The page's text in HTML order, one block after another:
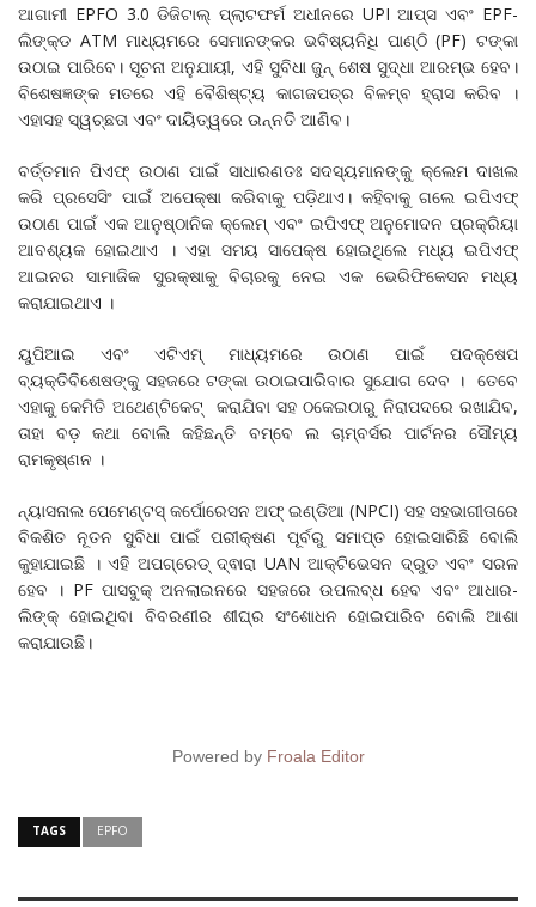
ଆଗାମୀ EPFO 3.0 ଡିଜିଟାଲ୍ ପ୍ଲାଟଫର୍ମ ଅଧୀନରେ UPI ଆପ୍ସ ଏବଂ EPF-
ଲିଙ୍କ୍ଡ ATM ମାଧ୍ୟମରେ ସେମାନଙ୍କର ଭବିଷ୍ୟନିଧି ପାଣ୍ଠି (PF) ଟଙ୍କା
ଉଠାଇ ପାରିବେ। ସୂଚନା ଅନୁଯାୟୀ, ଏହି ସୁବିଧା ଜୁନ୍ ଶେଷ ସୁଦ୍ଧା ଆରମ୍ଭ ହେବ।
ବିଶେଷଜ୍ଞଙ୍କ ମତରେ ଏହି ବୈଶିଷ୍ଟ୍ୟ କାଗଜପତ୍ର ବିଳମ୍ବ ହ୍ରାସ କରିବ ।
ଏହାସହ ସ୍ୱଚ୍ଛତା ଏବଂ ଦାୟିତ୍ୱରେ ଉନ୍ନତି ଆଣିବ।
ବର୍ତ୍ତମାନ ପିଏଫ୍ ଉଠାଣ ପାଇଁ ସାଧାରଣତଃ ସଦସ୍ୟମାନଙ୍କୁ କ୍ଲେମ ଦାଖଲ
କରି ପ୍ରସେସିଂ ପାଇଁ ଅପେକ୍ଷା କରିବାକୁ ପଡ଼ିଥାଏ। କହିବାକୁ ଗଲେ ଇପିଏଫ୍
ଉଠାଣ ପାଇଁ ଏକ ଆନୁଷ୍ଠାନିକ କ୍ଲେମ୍ ଏବଂ ଇପିଏଫ୍ ଅନୁମୋଦନ ପ୍ରକ୍ରିୟା
ଆବଶ୍ୟକ ହୋଇଥାଏ । ଏହା ସମୟ ସାପେକ୍ଷ ହୋଇଥିଲେ ମଧ୍ୟ ଇପିଏଫ୍
ଆଇନର ସାମାଜିକ ସୁରକ୍ଷାକୁ ବିଚାରକୁ ନେଇ ଏକ ଭେରିଫିକେସନ ମଧ୍ୟ
କରାଯାଇଥାଏ ।
ୟୁପିଆଇ ଏବଂ ଏଟିଏମ୍ ମାଧ୍ୟମରେ ଉଠାଣ ପାଇଁ ପଦକ୍ଷେପ
ବ୍ୟକ୍ତିବିଶେଷଙ୍କୁ ସହଜରେ ଟଙ୍କା ଉଠାଇପାରିବାର ସୁଯୋଗ ଦେବ । ତେବେ
ଏହାକୁ କେମିତି ଅଥେଣ୍ଟିକେଟ୍ କରାଯିବା ସହ ଠକେଇଠାରୁ ନିରାପଦରେ ରଖାଯିବ,
ତାହା ବଡ଼ କଥା ବୋଲି କହିଛନ୍ତି ବମ୍ବେ ଲ ଚାମ୍ବର୍ସର ପାର୍ଟନର ସୌମ୍ୟ
ରାମକୃଷ୍ଣନ ।
ନ୍ୟାସନାଲ ପେମେଣ୍ଟସ୍ କର୍ପୋରେସନ ଅଫ୍ ଇଣ୍ଡିଆ (NPCI) ସହ ସହଭାଗୀତାରେ
ବିକଶିତ ନୂତନ ସୁବିଧା ପାଇଁ ପରୀକ୍ଷଣ ପୂର୍ବରୁ ସମାପ୍ତ ହୋଇସାରିଛି ବୋଲି
କୁହାଯାଇଛି । ଏହି ଅପଗ୍ରେଡ୍ ଦ୍ଵାରା UAN ଆକ୍ଟିଭେସନ ଦ୍ରୁତ ଏବଂ ସରଳ
ହେବ । PF ପାସବୁକ୍ ଅନଲାଇନରେ ସହଜରେ ଉପଲବ୍ଧ ହେବ ଏବଂ ଆଧାର-
ଲିଙ୍କ୍ ହୋଇଥିବା ବିବରଣୀର ଶୀଘ୍ର ସଂଶୋଧନ ହୋଇପାରିବ ବୋଲି ଆଶା
କରାଯାଉଛି।
Powered by Froala Editor
TAGS EPFO